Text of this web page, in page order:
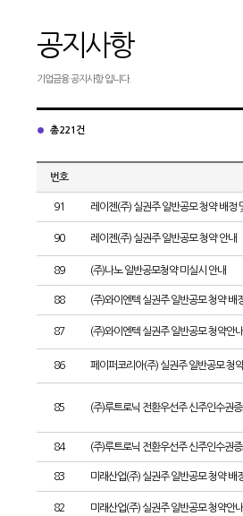
공지사항
기업금융 공지사항 입니다.
총 221건
번호
91 레이젠(주) 실권주 일반공모 청약 배정
90 레이젠(주) 실권주 일반공모 청약 안내
89 (주)나노 일반공모청약 미실시 안내
88 (주)와이엔텍 실권주 일반공모 청약 배
87 (주)와이엔텍 실권주 일반공모 청약안내
86 페이퍼코리아(주) 실권주 일반공모 청
85 (주)루트로닉 전환우선주 신주인수권
84 (주)루트로닉 전환우선주 신주인수권
83 미래산업(주) 실권주 일반공모 청약 배
82 미래산업(주) 실권주 일반공모 청약안내